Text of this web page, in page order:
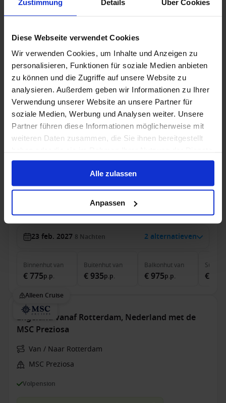
Zustimmung Details Über Cookies
Diese Webseite verwendet Cookies
Wir verwenden Cookies, um Inhalte und Anzeigen zu
personalisieren, Funktionen für soziale Medien anbieten
zu können und die Zugriffe auf unsere Website zu
analysieren. Außerdem geben wir Informationen zu Ihrer
Verwendung unserer Website an unsere Partner für
soziale Medien, Werbung und Analysen weiter. Unsere
Partner führen diese Informationen möglicherweise mit
weiteren Daten zusammen, die Sie ihnen bereitgestellt
gesammelt haben.
Alle zulassen
Anpassen
26 sep. 2026 Nachten
Binnenhut
€ 729
Buitenhut van
€ 809
Balkonhut
€ 939 p.p.
Alleen Cruise
Engeland vanaf Rotterdam, Nederland met de
MSC Preziosa
MSC Preziosa
MSC Cruises - Vitamin Sea - tot 50% korting
23 feb. 2027 8 Nachten 2 alternatieven
Binnenhutvan
€ 775p.p.
Buitenhutvan
€ 935p.p.
Balkonhutvan
€ 975p.p.
Suite
€
Alleen Cruise
Engeland vanaf Rotterdam, Nederland met de
MSC Preziosa
Van / Naar Rotterdam
MSC Preziosa
Volpension